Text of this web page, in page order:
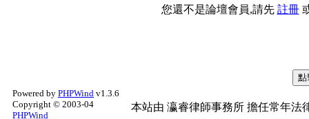
您還不是論壇會員,請先 註冊
Powered by PHPWind v1.3.6
Copyright © 2003-04
PHPWind
本站由 瀛睿律師事務所 擔任常年法